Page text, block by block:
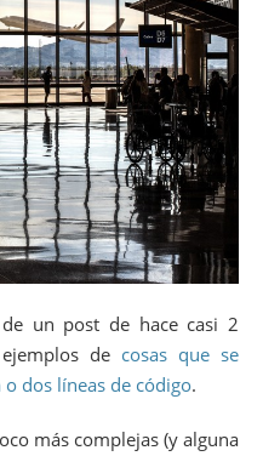
un post de hace casi 2
de cosas que se
dos líneas de código.
más complejas (y alguna